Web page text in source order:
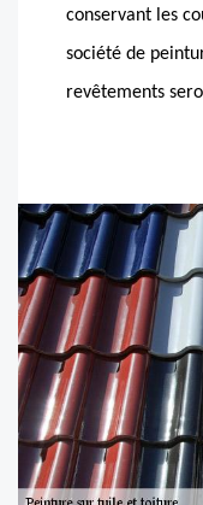
conservant les
société de
revêtements